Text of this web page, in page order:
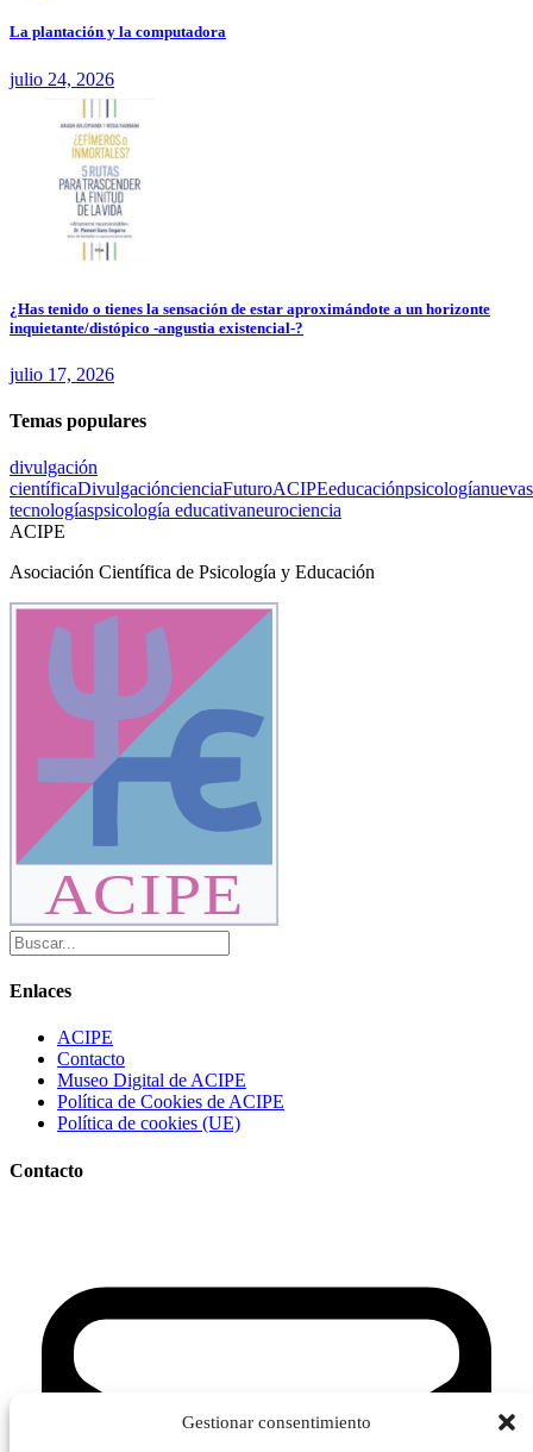
Gestionar consentimiento
La plantación y la computadora
julio 24, 2026
¿Has tenido o tienes la sensación de estar aproximándote a un horizonte
inquietante/distópico -angustia existencial-?
julio 17, 2026
Temas populares
divulgación
científicaDivulgacióncienciaFuturoACIPEeducaciónpsicologíanuevas
tecnologíaspsicología educativaneurociencia
ACIPE
Asociación Científica de Psicología y Educación
ACIPE
Enlaces
ACIPE
Contacto
Museo Digital de ACIPE
Política de Cookies de ACIPE
Política de cookies (UE)
Contacto